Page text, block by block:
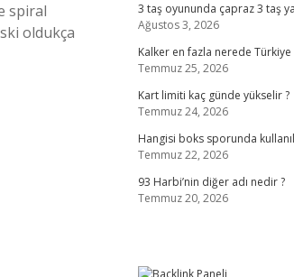
spiral
oldukça
3 taş oyununda çapraz 3 taş
Ağustos 3, 2026
Kalker en fazla nerede Türkiye
Temmuz 25, 2026
Kart limiti kaç günde yükselir ?
Temmuz 24, 2026
Hangisi boks sporunda
Temmuz 22, 2026
93 Harbi’nin diğer adı nedir ?
Temmuz 20, 2026